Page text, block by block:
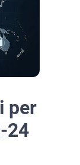
per
24